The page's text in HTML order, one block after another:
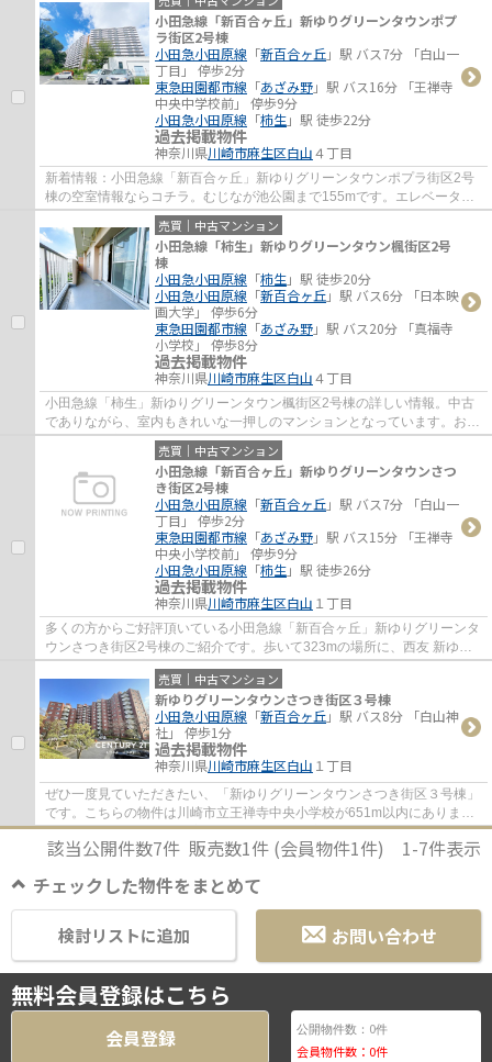
小田急線「新百合ヶ丘」新ゆりグリーンタウンポプ
ラ街区2号棟
小田急小田原線 「新百合ヶ丘」駅 バス7分 「白山一
丁目」 停歩2分
東急田園都市線 「あざみ野」駅 バス16分 「王禅寺
中央中学校前」 停歩9分
小田急小田原線 「柿生」駅 徒歩22分
過去掲載物件
神奈川県川崎市麻生区白山４丁目
新着情報：小田急線「新百合ヶ丘」新ゆりグリーンタウンポプラ街区2号
棟の空室情報ならコチラ。むじなが池公園まで155mです。エレベーター
付きの物件です。住んでいて心地の良い中古マ...
売買｜中古マンション
小田急線「柿生」新ゆりグリーンタウン楓街区2号
棟
小田急小田原線 「柿生」駅 徒歩20分
小田急小田原線 「新百合ヶ丘」駅 バス6分 「日本映
画大学」 停歩6分
東急田園都市線 「あざみ野」駅 バス20分 「真福寺
小学校」 停歩8分
過去掲載物件
神奈川県川崎市麻生区白山４丁目
小田急線「柿生」新ゆりグリーンタウン楓街区2号棟の詳しい情報。中古
でありながら、室内もきれいな一押しのマンションとなっています。お体
が不自由な方でも、エレベーター付きの物件...
売買｜中古マンション
小田急線「新百合ヶ丘」新ゆりグリーンタウンさつ
き街区2号棟
小田急小田原線 「新百合ヶ丘」駅 バス7分 「白山一
丁目」 停歩2分
東急田園都市線 「あざみ野」駅 バス15分 「王禅寺
中央小学校前」 停歩9分
小田急小田原線 「柿生」駅 徒歩26分
過去掲載物件
神奈川県川崎市麻生区白山 １丁目
多くの方からご好評頂いている小田急線「新百合ヶ丘」新ゆりグリーンタ
ウンさつき街区2号棟のご紹介です。歩いて323mの場所に、西友 新ゆり
グリーンタウン店があります。中古でありな...
売買｜中古マンション
新ゆりグリーンタウンさつき街区３号棟
小田急小田原線 「新百合ヶ丘」駅 バス8分 「白山神
社」 停歩1分
過去掲載物件
神奈川県川崎市麻生区白山 １丁目
ぜひ一度見ていただきたい、「新ゆりグリーンタウンさつき街区３号棟」
です。こちらの物件は川崎市立王禅寺中央小学校が651m以内にありま
す。中古ながらも綺麗な室内と魅力的な住環境...
該当公開件数7件 販売数1件 (会員物件1件) 1-7件表示
チェックした物件をまとめて
お問い合わせ
検討リストに追加
無料会員登録はこちら
会員登録 公開物件数： 0件
会員物件数： 0件